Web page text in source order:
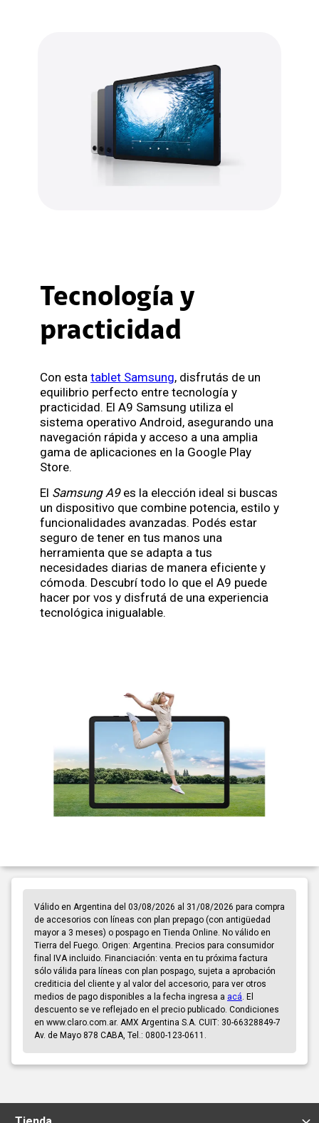
Tecnología y
practicidad
Con esta tablet Samsung, disfrutás de un
equilibrio perfecto entre tecnología y
practicidad. El A9 Samsung utiliza el
sistema operativo Android, asegurando una
navegación rápida y acceso a una amplia
gama de aplicaciones en la Google Play
Store.
El Samsung A9es la elección ideal si buscas
un dispositivo que combine potencia, estilo y
funcionalidades avanzadas. Podés estar
seguro de tener en tus manos una
herramienta que se adapta a tus
necesidades diarias de manera eficiente y
cómoda. Descubrí todo lo que el A9 puede
hacer por vos y disfrutá de una experiencia
tecnológica inigualable.
Válido en Argentina del 03/08/2026 al 31/08/2026 para compra
de accesorios con líneas con plan prepago (con antigüedad
mayor a 3 meses) o pospago en Tienda Online. No válido en
Tierra del Fuego. Origen: Argentina. Precios para consumidor
final IVA incluido. Financiación: venta en tu próxima factura
sólo válida para líneas con plan pospago, sujeta a aprobación
crediticia del cliente y al valor del accesorio, para ver otros
medios de pago disponibles a la fecha ingresa a acá . El
descuento se ve reflejado en el precio publicado. Condiciones
en www.claro.com.ar. AMX Argentina S.A. CUIT: 30-66328849-7
Av. de Mayo 878 CABA, Tel.: 0800-123-0611.